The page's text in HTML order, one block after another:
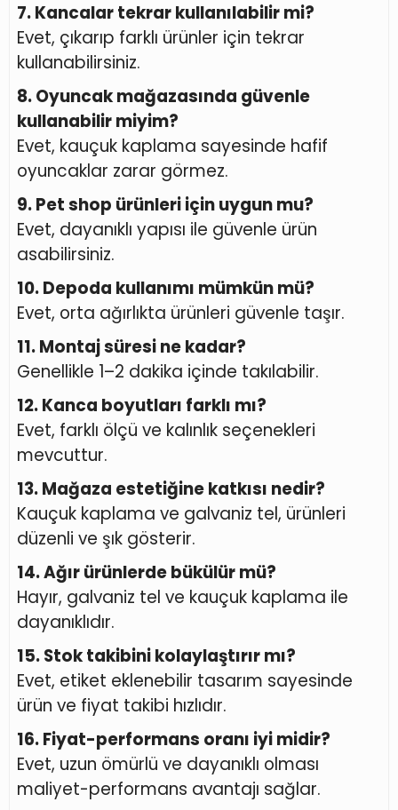
7. Kancalar tekrar kullanılabilir mi?
Evet, çıkarıp farklı ürünler için tekrar
kullanabilirsiniz.
8. Oyuncak mağazasında güvenle
kullanabilir miyim?
Evet, kauçuk kaplama sayesinde hafif
oyuncaklar zarar görmez.
9. Pet shop ürünleri için uygun mu?
Evet, dayanıklı yapısı ile güvenle ürün
asabilirsiniz.
10. Depoda kullanımı mümkün mü?
Evet, orta ağırlıkta ürünleri güvenle taşır.
11. Montaj süresi ne kadar?
Genellikle 1–2 dakika içinde takılabilir.
12. Kanca boyutları farklı mı?
Evet, farklı ölçü ve kalınlık seçenekleri
mevcuttur.
13. Mağaza estetiğine katkısı nedir?
Kauçuk kaplama ve galvaniz tel, ürünleri
düzenli ve şık gösterir.
14. Ağır ürünlerde bükülür mü?
Hayır, galvaniz tel ve kauçuk kaplama ile
dayanıklıdır.
15. Stok takibini kolaylaştırır mı?
Evet, etiket eklenebilir tasarım sayesinde
ürün ve fiyat takibi hızlıdır.
16. Fiyat-performans oranı iyi midir?
Evet, uzun ömürlü ve dayanıklı olması
maliyet-performans avantajı sağlar.